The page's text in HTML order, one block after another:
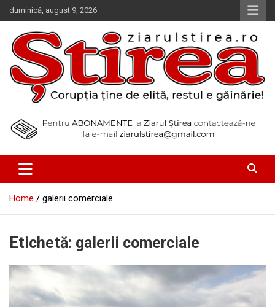
Skip
to
content
duminică, august 9, 2026
Ziarul Știrea
Home galerii comerciale
Etichetă: galerii comerciale